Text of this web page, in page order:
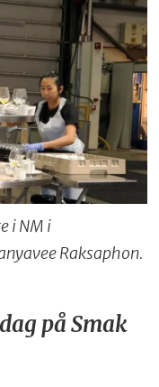
i NM i
Raksaphon.
på Smak